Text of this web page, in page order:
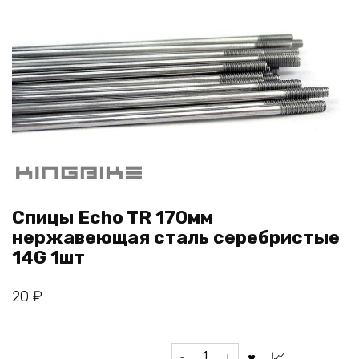
Спицы Echo TR 170мм
нержавеющая сталь серебристые
14G 1шт
20 ₽
Количество